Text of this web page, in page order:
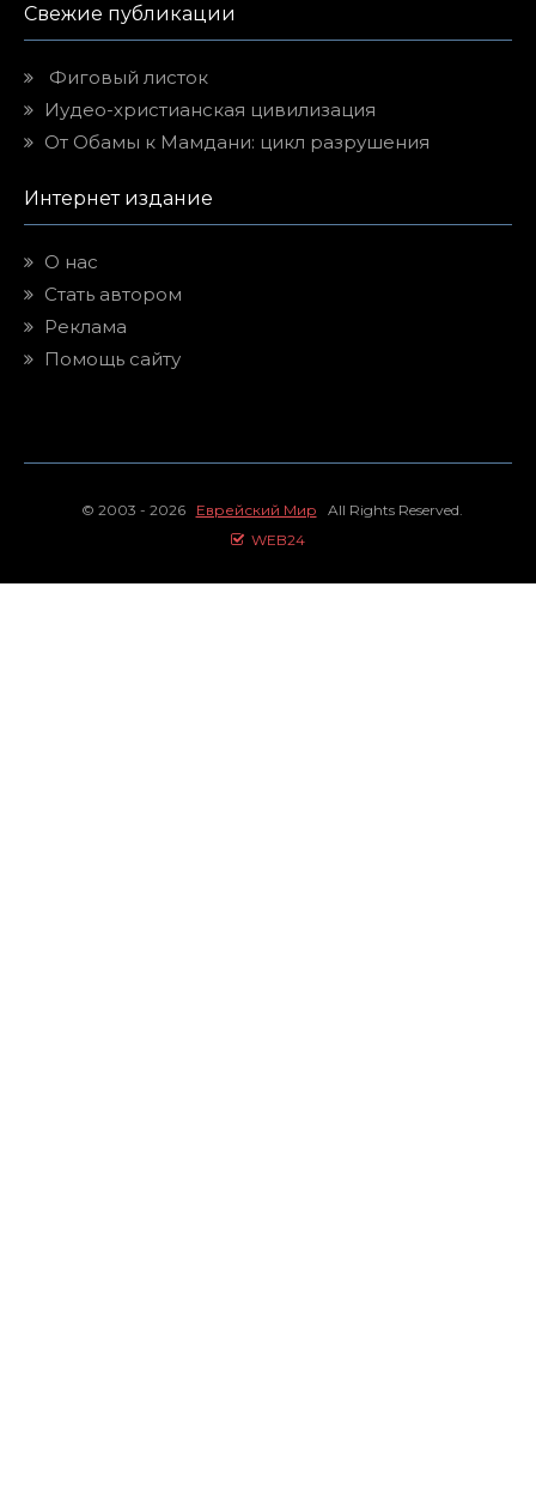
Свежие публикации
Фиговый листок
Иудео-христианская цивилизация
От Обамы к Мамдани: цикл разрушения
Интернет издание
О нас
Стать автором
Реклама
Помощь сайту
© 2003 - 2026 Еврейский Мир All Rights Reserved.
WEB24